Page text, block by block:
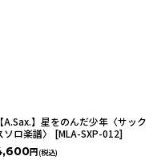
【A.Sax.】星をのんだ少年〈サック
ソロ楽譜〉
[MLA-SXP-012]
円 (税込)